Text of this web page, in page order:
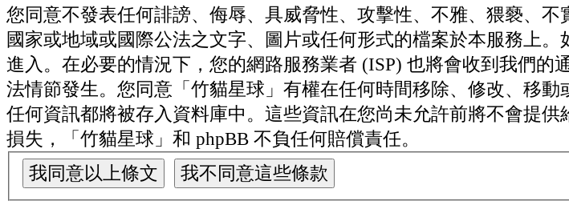
您同意不發表任何誹謗、侮辱、具威脅性、攻擊性、不雅、猥褻、
國家或地域或國際公法之文字、圖片或任何形式的檔案於本服務上
進入。在必要的情況下，您的網路服務業者 (ISP) 也將會收到我們
法情節發生。您同意「竹貓星球」有權在任何時間移除、修改、移
任何資訊都將被存入資料庫中。這些資訊在您尚未允許前將不會提
損失，「竹貓星球」和 phpBB 不負任何賠償責任。